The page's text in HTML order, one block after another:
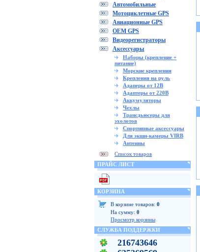
Автомобильные
Мотоциклетные GPS
Авиационные GPS
OEM GPS
Видеорегистраторы
Аксессуары
Наборы (крепление +
питание)
Морские крепления
Крепления на руль
Адаперы от 12В
Адаптеры от 220В
Аккумуляторы
Чехлы
Трансдьюсеры для
эхолотов
Спортивные аксессуары
Для экшн-камеры VIRB
Антенны
Список товаров
ПРАЙС ЛИСТ
КОРЗИНА
В корзине товаров: 0
На сумму: 0
Просмотр корзины
СЛУЖБА ПОДДЕРЖКИ
216743646